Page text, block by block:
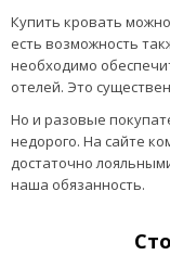
Купить кровать
есть возможность
необходимо
отелей. Это
Но и разовые
недорого. На сайте
достаточно
наша обязанность.